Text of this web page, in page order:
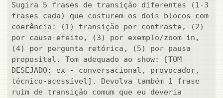
Sugira 5 frases de transição diferentes (1-3
frases cada) que costurem os dois blocos com
coerência: (1) transição por contraste, (2)
por causa-efeito, (3) por exemplo/zoom in,
(4) por pergunta retórica, (5) por pausa
proposital. Tom adequado ao show: [TOM
DESEJADO: ex - conversacional, provocador,
técnico-acessível]. Devolva também 1 frase
ruim de transição comum que eu deveria